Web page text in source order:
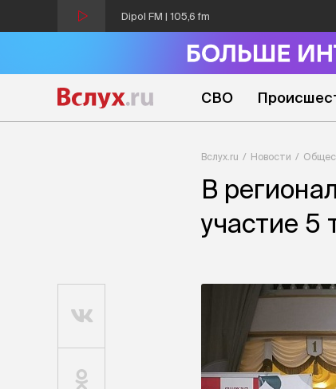
Dipol FM | 105,6 fm
СВО
Вслух.ru Новости
В
участие 5